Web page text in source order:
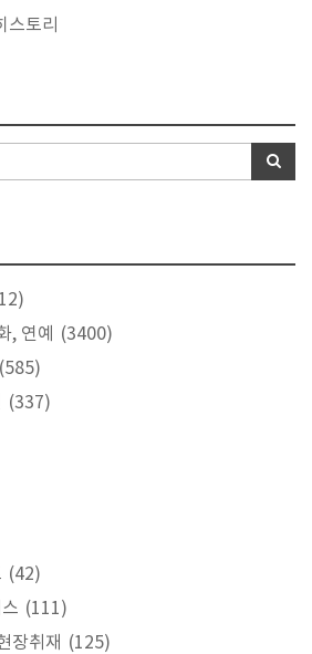
스토리
, 연예
(3400)
(585)
(337)
(42)
(111)
장취재 (125)